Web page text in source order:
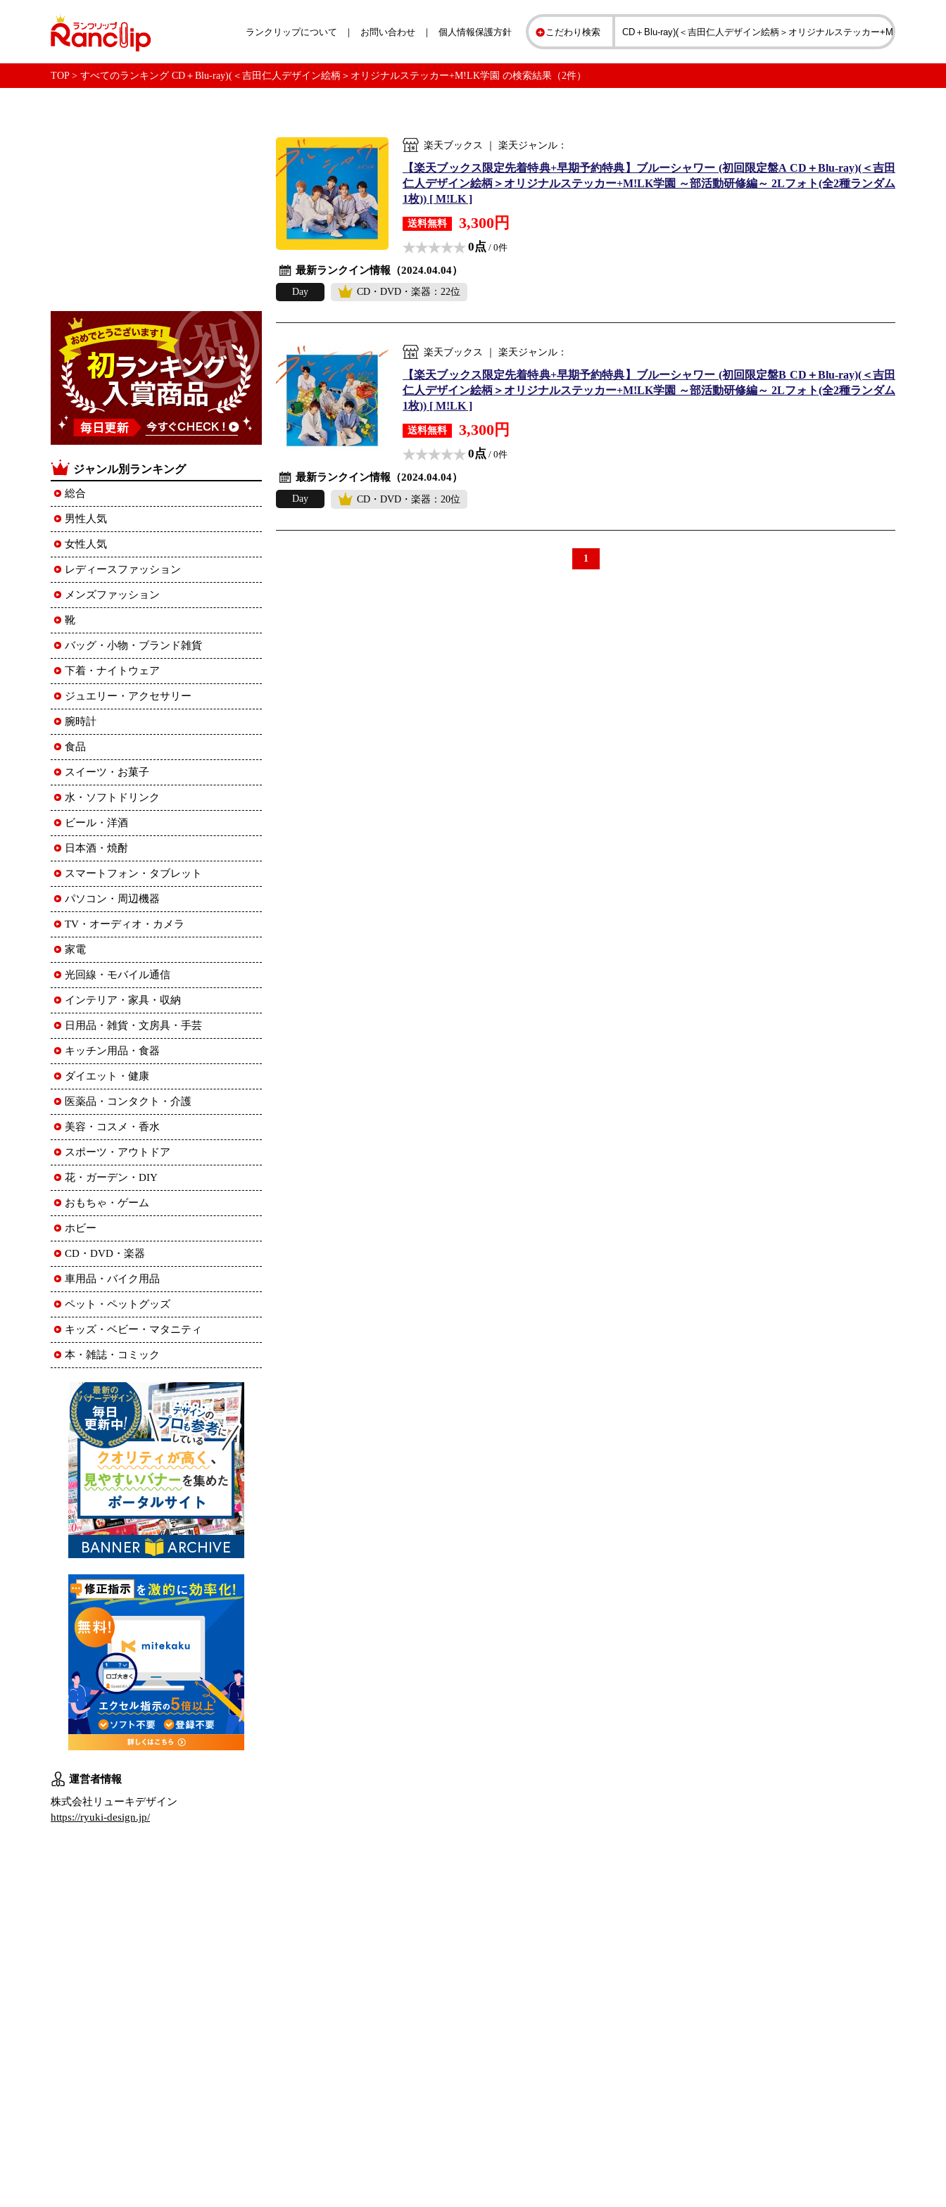
こだわり検索
ランクリップについて お問い合わせ 個人情報保護方針
TOP> すべてのランキング CD＋Blu-ray)(＜吉田仁人デザイン絵柄＞オリジナルステッカー+M!LK学園 の検索結果（2件）
楽天ブックス ｜ 楽天ジャンル：
【楽天ブックス限定先着特典+早期予約特典】ブルーシャワー (初回限定盤A CD＋Blu-ray)(＜吉田
仁人デザイン絵柄＞オリジナルステッカー+M!LK学園 ～部活動研修編～ 2Lフォト(全2種ランダム
1枚)) [ M!LK ]
送料無料 3,300円
0点 / 0件
最新ランクイン情報（2024.04.04）
Day CD・DVD・楽器：22位
楽天ブックス ｜ 楽天ジャンル：
【楽天ブックス限定先着特典+早期予約特典】ブルーシャワー (初回限定盤B CD＋Blu-ray)(＜吉田
仁人デザイン絵柄＞オリジナルステッカー+M!LK学園 ～部活動研修編～ 2Lフォト(全2種ランダム
1枚)) [ M!LK ]
送料無料 3,300円
0点 / 0件
最新ランクイン情報（2024.04.04）
Day CD・DVD・楽器：20位
1
ジャンル別ランキング
総合
男性人気
女性人気
レディースファッション
メンズファッション
靴
バッグ・小物・ブランド雑貨
下着・ナイトウェア
ジュエリー・アクセサリー
腕時計
食品
スイーツ・お菓子
水・ソフトドリンク
ビール・洋酒
日本酒・焼酎
スマートフォン・タブレット
パソコン・周辺機器
TV・オーディオ・カメラ
家電
光回線・モバイル通信
インテリア・家具・収納
日用品・雑貨・文房具・手芸
キッチン用品・食器
ダイエット・健康
医薬品・コンタクト・介護
美容・コスメ・香水
スポーツ・アウトドア
花・ガーデン・DIY
おもちゃ・ゲーム
ホビー
CD・DVD・楽器
車用品・バイク用品
ペット・ペットグッズ
キッズ・ベビー・マタニティ
本・雑誌・コミック
運営者情報
株式会社リューキデザイン
https://ryuki-design.jp/